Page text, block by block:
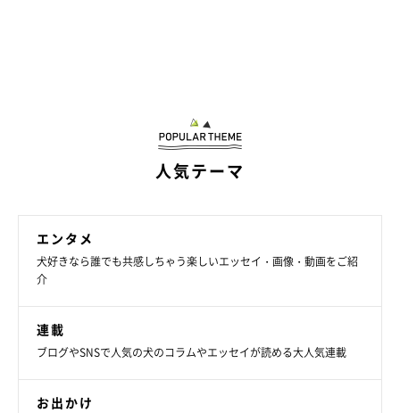
※この記事は投稿者さまに取材し、了承の上制作したものです。
2025年7月時点の情報であり、現在と異なる場合があります。
人気テーマ
エンタメ
犬好きなら誰でも共感しちゃう楽しいエッセイ・画像・動画をご紹
介
連載
ブログやSNSで人気の犬のコラムやエッセイが読める大人気連載
お出かけ